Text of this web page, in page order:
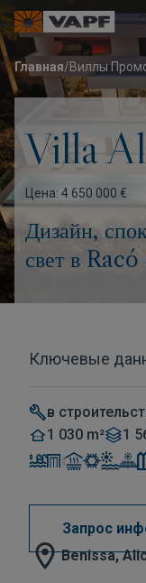
Главная/Виллы
Villa
Цена: 4 650 000 €
Дизайн,
свет в
Ключевые
в
1 030 m²
1
Запрос
Benissa,